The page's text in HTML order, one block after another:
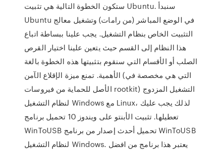
ستكون الخطوة التالية هي تثبيت Ubuntu. سنبدأ
Ubuntu في الوضع المباشر (من رامات) وتشغيل معالج
التثبيت الخاص بنظام التشغيل. يجب علينا ببساطة اتباع
هذا النظام إلى القسم حيث يتعين علينا اختيار القرص
الصلب أو الأقسام التي سنقوم بتثبيتها هذه الخطوة بالغة
الأهمية. تمنع ميزة الإقلاع الآمن (التي هي مخصصة في
الأصل للحماية من فيروسات rootkit) التشغيل المزدوج
لنظام التشغيل Windows مع Linux، لذلك يجب عليك
تعطيلها. تثبيت الأبنتو على ويندوز 10 تحميل برنامج
WinToUSB تحميل أحدث إصدار من برنامج WinToUSB
لنظام التشغيل Windows. يعتبر هذا برنامج من افضل